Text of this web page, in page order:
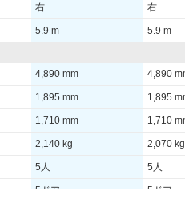
右 右
5.9 m 5.9 m
4,890 mm 4,890
1,895 mm 1,895
1,710 mm 1,710
2,140 kg 2,070 kg
5人 5人
5ドア 5ドア